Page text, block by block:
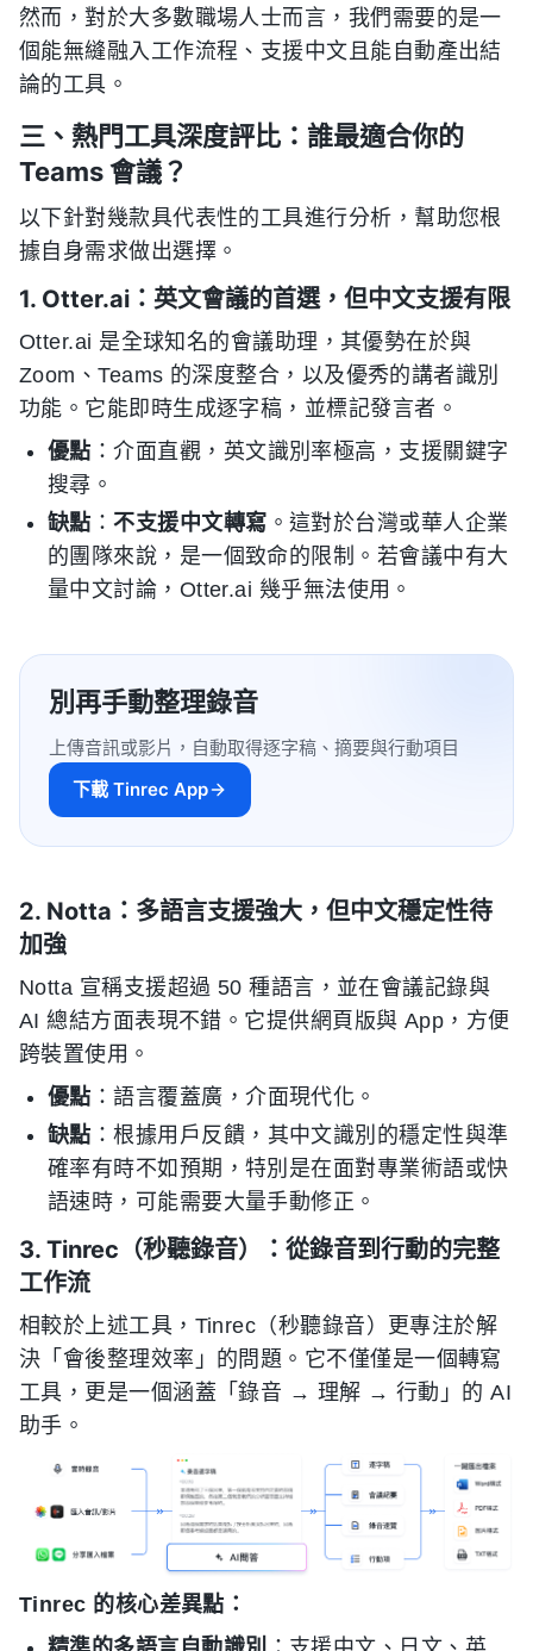
然而，對於大多數職場人士而言，我們需要的是一
個能無縫融入工作流程、支援中文且能自動產出結
論的工具。
三、熱門工具深度評比：誰最適合你的
Teams 會議？
以下針對幾款具代表性的工具進行分析，幫助您根
據自身需求做出選擇。
1. Otter.ai：英文會議的首選，但中文支援有限
Otter.ai 是全球知名的會議助理，其優勢在於與
Zoom、Teams 的深度整合，以及優秀的講者識別
功能。它能即時生成逐字稿，並標記發言者。
優點 ：介面直觀，英文識別率極高，支援關鍵字
搜尋。
缺點 ：不支援中文轉寫 。這對於台灣或華人企業
的團隊來說，是一個致命的限制。若會議中有大
量中文討論，Otter.ai 幾乎無法使用。
別再手動整理錄音
上傳音訊或影片，自動取得逐字稿、摘要與行動項目
下載 Tinrec App
2. Notta：多語言支援強大，但中文穩定性待
加強
Notta 宣稱支援超過 50 種語言，並在會議記錄與
AI 總結方面表現不錯。它提供網頁版與 App，方便
跨裝置使用。
優點 ：語言覆蓋廣，介面現代化。
缺點 ：根據用戶反饋，其中文識別的穩定性與準
確率有時不如預期，特別是在面對專業術語或快
語速時，可能需要大量手動修正。
3. Tinrec（秒聽錄音）：從錄音到行動的完整
工作流
相較於上述工具，Tinrec（秒聽錄音）更專注於解
決「會後整理效率」的問題。它不僅僅是一個轉寫
工具，更是一個涵蓋「錄音 → 理解 → 行動」的 AI
助手。
Tinrec 的核心差異點：